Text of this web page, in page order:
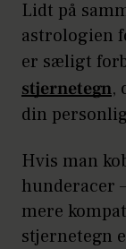
Lidt på
astrologien
er sæligt
stjernetegn,
din
Hvis man
hunderacer
mere
stjernetegn